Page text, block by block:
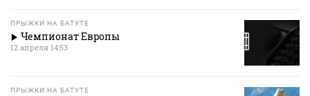
ПРЫЖКИ НА БАТУТЕ
Чемпионат Европы
12 апреля 14:53
ПРЫЖКИ НА БАТУТЕ